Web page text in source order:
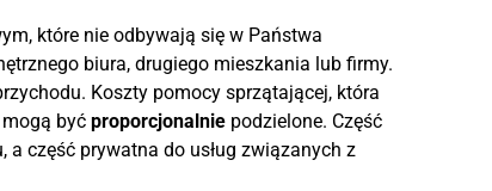
które nie odbywają się w Państwa
biura, drugiego mieszkania lub firmy.
Koszty pomocy sprzątającej, która
być proporcjonalnie podzielone. Część
część prywatna do usług związanych z